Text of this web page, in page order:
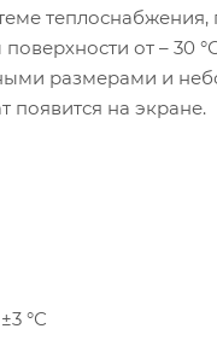
от – 30
размерами и
появится на экране.
°С